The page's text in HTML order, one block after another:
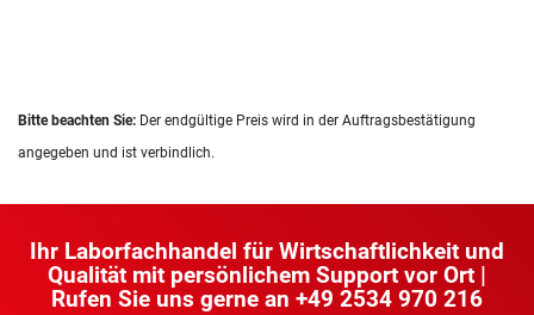
Bitte beachten Sie: Der endgültige Preis wird in der Auftragsbestätigung
angegeben und ist verbindlich.
Ihr Laborfachhandel für Wirtschaftlichkeit und
Qualität mit persönlichem Support vor Ort |
Rufen Sie uns gerne an +49 2534 970 216